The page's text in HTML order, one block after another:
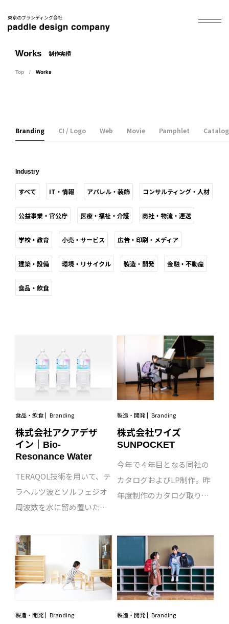
東京のブランディング会社
Works 制作実績
Top Works
Branding CI / Logo Web Movie Pamphlet Catalog
Industry
すべて IT・情報 アパレル・装飾 コンサルティング・人材
公益事業・官公庁 医療・福祉・介護 商社・物流・運送
学校・教育 小売・サービス 広告・印刷・メディア
建築・設備 環境・リサイクル 製造・開発 金融・不動産
食品・飲食
食品・飲食 Branding
株式会社アクアデザ
イン｜Bio-
Resonance Water
TERAQOL技術を用いて、テ
ラヘルツ波とソルフェジオ
周波数を水に留め置いた、
の「Bio-Resonance
Water（バイオレゾナンス
ウォーター）」。振動、そ
して周波数の領域は、科学
要素が強く、難解な情報入
稿から制作がスタートしま
製造・開発 Branding
株式会社ワイズ
SUNPOCKET
今年で４年目となる同社の
カタログおよびLP制作。昨
年度制作のカタログ取り寄
とう、素敵な毎日のはじま
り。」は踏襲し、ブラッシ
ュアップを行いました。キ
ッズモデルを起用した楽し
くかわいらしい学校生活を
イメージさせるカットを撮
製造・開発 Branding 製造・開発 Branding